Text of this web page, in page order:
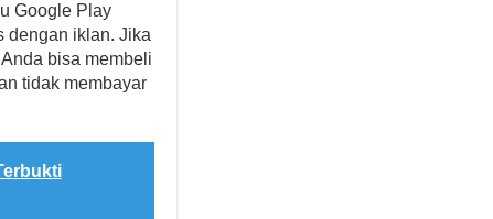
Google Play
dengan iklan. Jika
bisa membeli
tidak membayar